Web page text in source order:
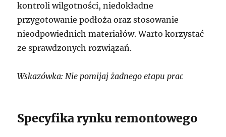
kontroli wilgotności, niedokładne
przygotowanie podłoża oraz stosowanie
nieodpowiednich materiałów. Warto korzystać
ze sprawdzonych rozwiązań.
Wskazówka: Nie pomijaj żadnego etapu prac
Specyfika rynku remontowego